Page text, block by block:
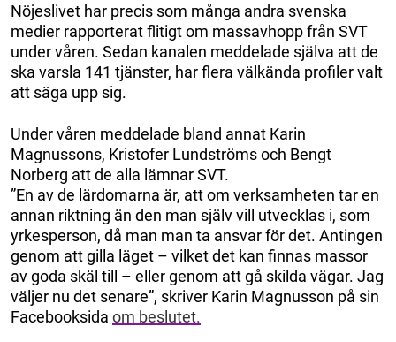
Nöjeslivet har precis som många andra svenska
medier rapporterat flitigt om massavhopp från SVT
under våren. Sedan kanalen meddelade själva att de
ska varsla 141 tjänster, har flera välkända profiler valt
att säga upp sig.
Under våren meddelade bland annat Karin
Magnussons, Kristofer Lundströms och Bengt
Norberg att de alla lämnar SVT.
”En av de lärdomarna är, att om verksamheten tar en
annan riktning än den man själv vill utvecklas i, som
yrkesperson, då man man ta ansvar för det. Antingen
genom att gilla läget – vilket det kan finnas massor
av goda skäl till – eller genom att gå skilda vägar. Jag
väljer nu det senare”, skriver Karin Magnusson på sin
Facebooksida om beslutet.